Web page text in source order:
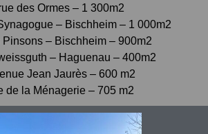
des Ormes – 1 300m2
– Bischheim – 1 000m2
Pinsons – Bischheim – 900m2
– Haguenau – 400m2
Jean Jaurès – 600 m2
de la Ménagerie – 705 m2